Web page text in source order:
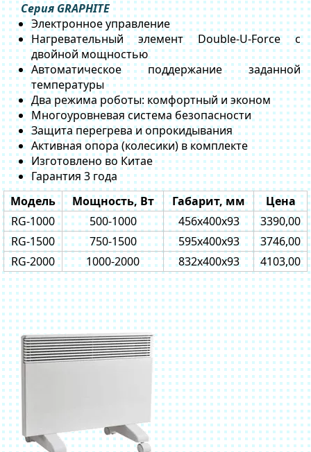
Серия GRAPHITE
Электронное управление
Нагревательный элемент Double-U-Force с
двойной мощностью
Автоматическое поддержание заданной
температуры
Два режима роботы: комфортный и эконом
Многоуровневая система безопасности
Защита перегрева и опрокидывания
Активная опора (колесики) в комплекте
Изготовлено во Китае
Гарантия 3 года
Модель
Мощность, Вт Габарит, мм
Цена
RG-1000
500-1000 456x400x93
3390,00
RG-1500
750-1500 595x400x93
3746,00
RG-2000
1000-2000 832x400x93 4103,00